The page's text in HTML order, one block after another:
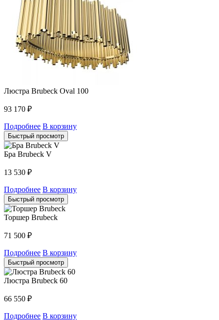
Люстра Brubeck Oval 100
93 170 ₽
Подробнее В корзину
Быстрый просмотр
Бра Brubeck V
13 530 ₽
Подробнее В корзину
Быстрый просмотр
Торшер Brubeck
71 500 ₽
Подробнее В корзину
Быстрый просмотр
Люстра Brubeck 60
66 550 ₽
Подробнее В корзину